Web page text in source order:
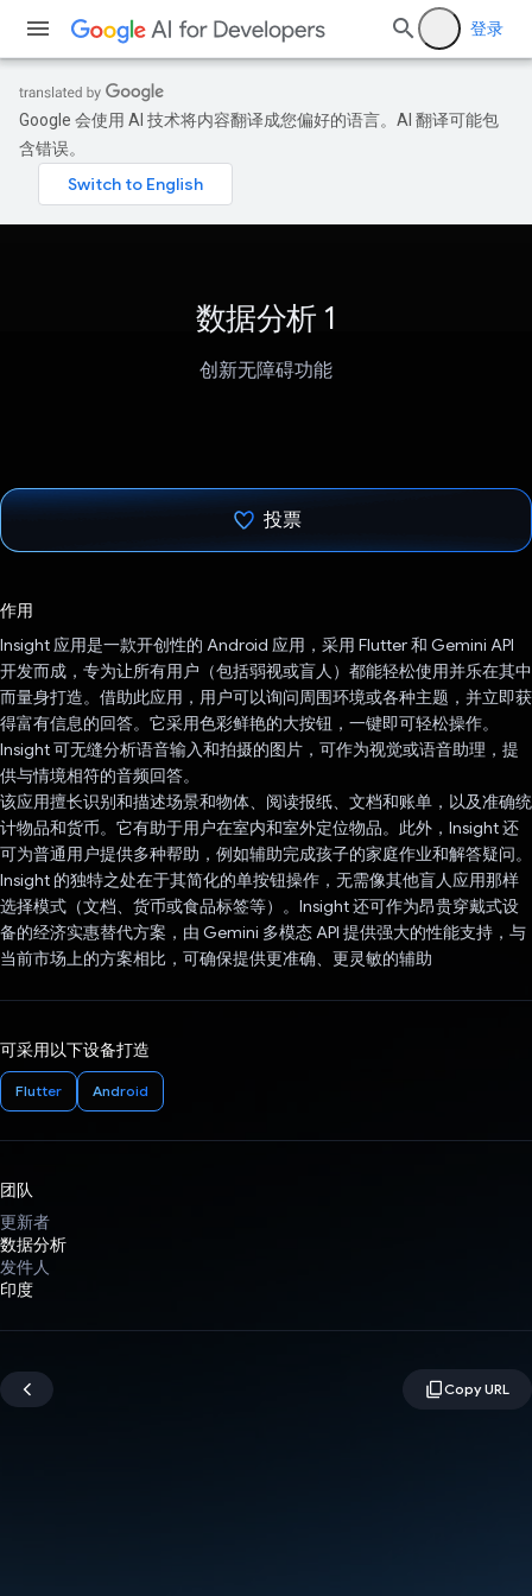
登录
Google 会使用 AI 技术将内容翻译成您偏好的语言。AI 翻译可能包
含错误。
数据分析 1
创新无障碍功能
投票
作用
Insight 应用是一款开创性的 Android 应用，采用 Flutter 和 Gemini API
开发而成，专为让所有用户（包括弱视或盲人）都能轻松使用并乐在其中
而量身打造。借助此应用，用户可以询问周围环境或各种主题，并立即获
得富有信息的回答。它采用色彩鲜艳的大按钮，一键即可轻松操作。
Insight 可无缝分析语音输入和拍摄的图片，可作为视觉或语音助理，提
供与情境相符的音频回答。
该应用擅长识别和描述场景和物体、阅读报纸、文档和账单，以及准确统
计物品和货币。它有助于用户在室内和室外定位物品。此外，Insight 还
可为普通用户提供多种帮助，例如辅助完成孩子的家庭作业和解答疑问。
Insight 的独特之处在于其简化的单按钮操作，无需像其他盲人应用那样
选择模式（文档、货币或食品标签等）。Insight 还可作为昂贵穿戴式设
备的经济实惠替代方案，由 Gemini 多模态 API 提供强大的性能支持，与
当前市场上的方案相比，可确保提供更准确、更灵敏的辅助
可采用以下设备打造
Flutter Android
团队
更新者
数据分析
发件人
印度